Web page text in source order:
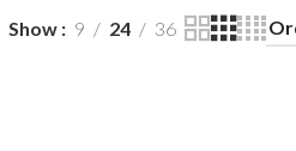
Show 9 24 36